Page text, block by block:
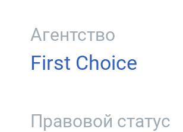
Агентство
First Choice
Правовой статус